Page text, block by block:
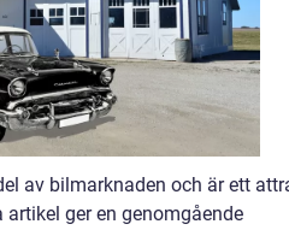
av bilmarknaden och är ett
ger en genomgående